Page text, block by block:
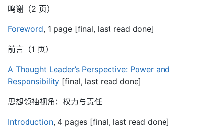
鸣谢（2 页）
Foreword, 1 page [final, last read done]
前言（1 页）
A Thought Leader’s Perspective: Power and
Responsibility [final, last read done]
思想领袖视角：权力与责任
Introduction, 4 pages [final, last read done]